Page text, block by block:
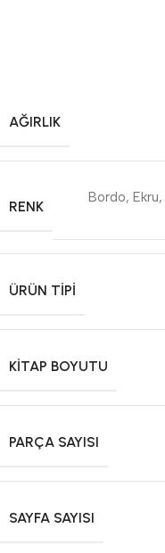
AĞIRLIK
RENK
Bordo, Ekru,
ÜRÜN TIPI
KITAP BOYUTU
PARÇA SAYISI
SAYFA SAYISI